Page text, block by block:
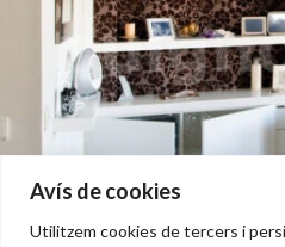
Avís de cookies
Utilitzem cookies de tercers i
MOBLES DE MENJADOR